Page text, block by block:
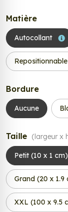
Matière
Autocollant
Repositionnable
Bordure
Aucune
Taille (largeur x
Petit (10 x 1 cm)
Grand (20 x 1.9
XXL (100 x 9.5